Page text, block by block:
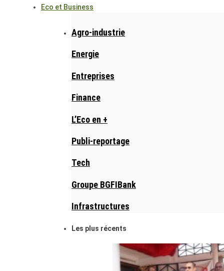
Eco et Business
Agro-industrie
Energie
Entreprises
Finance
L’Eco en +
Publi-reportage
Tech
Groupe BGFIBank
Infrastructures
Les plus récents